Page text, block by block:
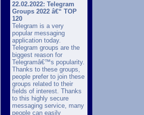
22.02.2022: Telegram
Groups 2022 â€“ TOP
120
Telegram is a very
popular messaging
application today.
Telegram groups are the
biggest reason for
Telegramâ€™s popularity.
Thanks to these groups,
people prefer to join these
groups related to their
fields of interest. Thanks
to this highly secure
messaging service, many
people can easily